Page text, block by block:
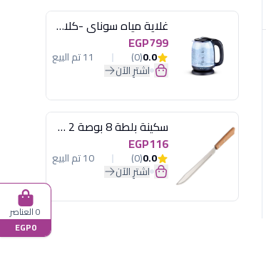
غلاية مياه سوناي -كلاسيك 2200 وات، 1.7 لتر زجاج اضائة ليد - MAR-3752
EGP799
0.0
(0) 11 تم البيع
اشترِ الآن
سكينة بلطة 8 بوصة 2 مسمار
EGP116
0.0
(0) 10 تم البيع
اشترِ الآن
0 العناصر
EGP0